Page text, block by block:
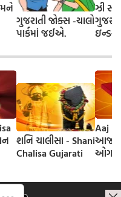
ગુજરાતી જોક્સ -ચાલો
પાર્કમાં જઈએ.
ઝી
ચેરી'
રિલીઝ
શનિ ચાલીસા - Shani
Chalisa Gujarati
Aaj
આજનુ